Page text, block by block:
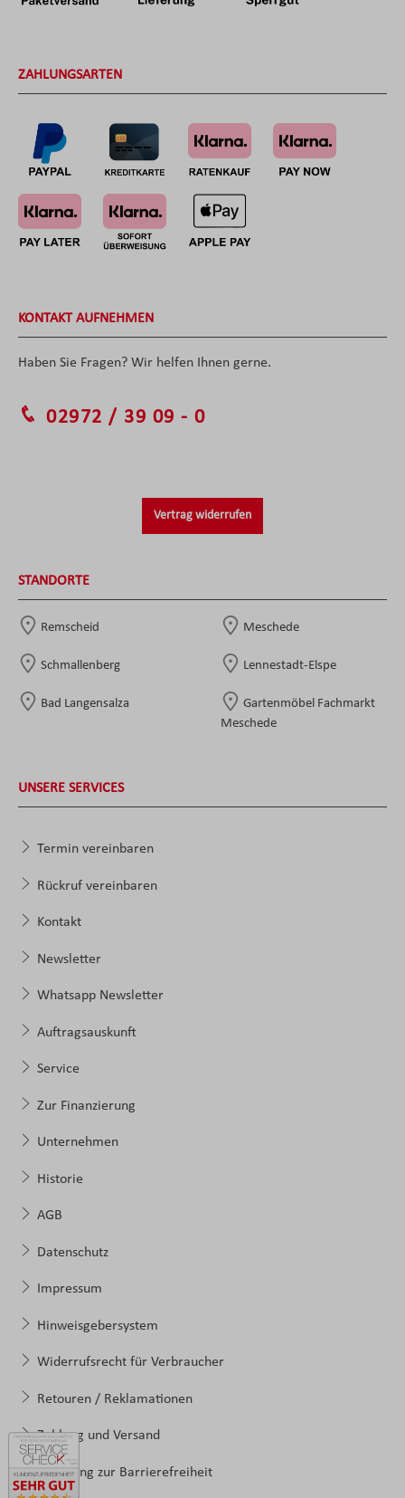
ZAHLUNGSARTEN
KONTAKT AUFNEHMEN
Haben Sie Fragen? Wir helfen Ihnen gerne.
02972 / 39 09 - 0
Vertrag widerrufen
STANDORTE
Remscheid Meschede
Schmallenberg Lennestadt-Elspe
Bad Langensalza
Gartenmöbel Fachmarkt
Meschede
UNSERE SERVICES
Termin vereinbaren
Rückruf vereinbaren
Kontakt
Newsletter
Whatsapp Newsletter
Auftragsauskunft
Service
Zur Finanzierung
Unternehmen
Historie
AGB
Datenschutz
Impressum
Hinweisgebersystem
Widerrufsrecht für Verbraucher
Retouren / Reklamationen
Zahlung und Versand
Erklärung zur Barrierefreiheit